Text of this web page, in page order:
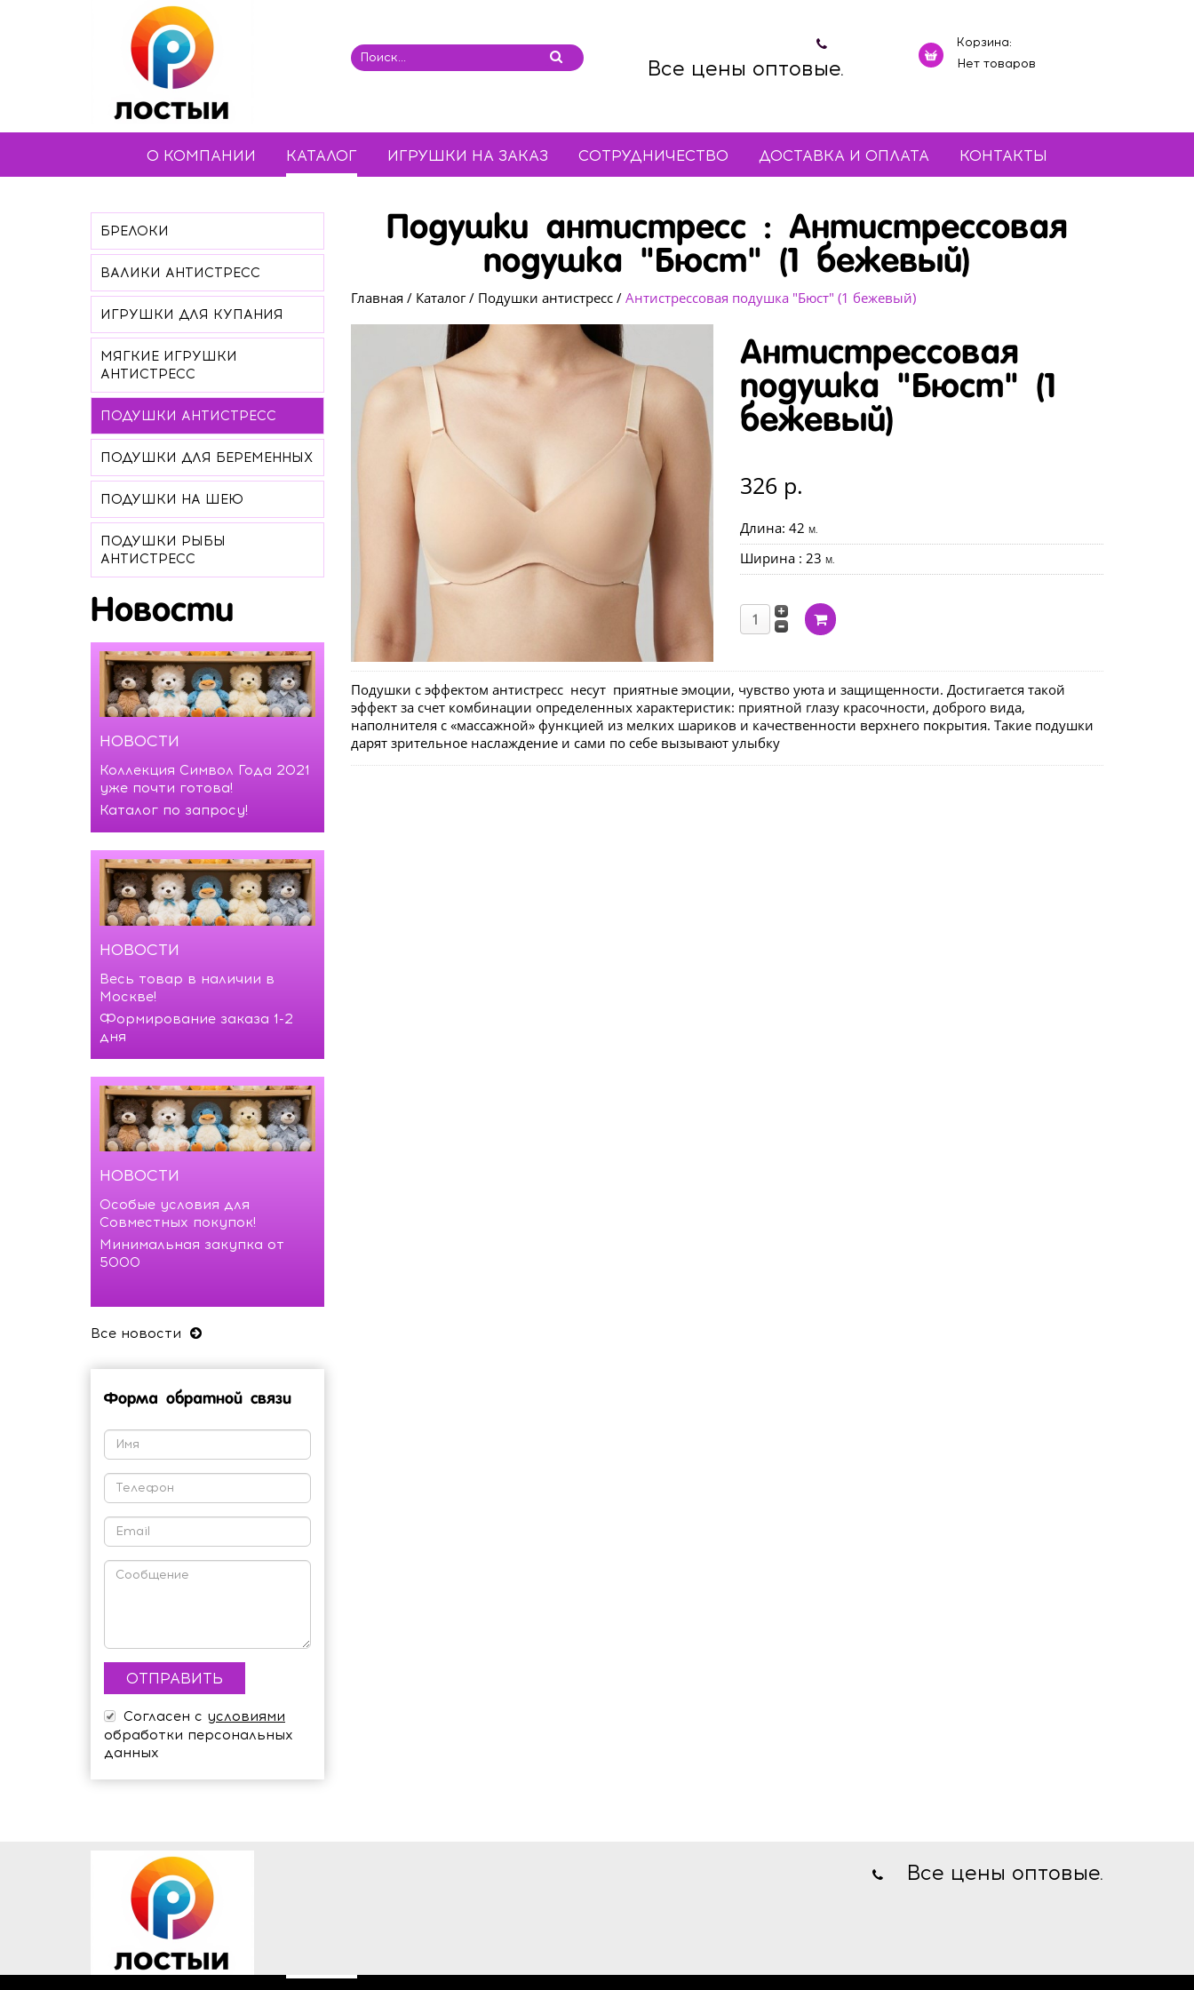
Все цены оптовые.
Корзина:
Нет товаров
О КОМПАНИИ КАТАЛОГ ИГРУШКИ НА ЗАКАЗ СОТРУДНИЧЕСТВО ДОСТАВКА И ОПЛАТА КОНТАКТЫ
Подушки антистресс : Антистрессовая
подушка "Бюст" (1 бежевый)
Главная / Каталог/ Подушки антистресс/ Антистрессовая подушка "Бюст" (1 бежевый)
Антистрессовая
подушка "Бюст" (1
бежевый)
326 р.
Длина: 42M.
Ширина : 23M.
Подушки с эффектом антистресс несут приятные эмоции, чувство уюта и защищенности. Достигается такой
эффект за счет комбинации определенных характеристик: приятной глазу красочности, доброго вида,
наполнителя с «массажной» функцией из мелких шариков и качественности верхнего покрытия. Такие подушки
дарят зрительное наслаждение и сами по себе вызывают улыбку
БРЕЛОКИ
ВАЛИКИ АНТИСТРЕСС
ИГРУШКИ ДЛЯ КУПАНИЯ
МЯГКИЕ ИГРУШКИ
АНТИСТРЕСС
ПОДУШКИ АНТИСТРЕСС
ПОДУШКИ ДЛЯ БЕРЕМЕННЫХ
ПОДУШКИ НА ШЕЮ
ПОДУШКИ РЫБЫ
АНТИСТРЕСС
Новости
НОВОСТИ
Коллекция Символ Года 2021
уже почти готова!
Каталог по запросу!
НОВОСТИ
Весь товар в наличии в
Москве!
Формирование заказа 1-2
дня
НОВОСТИ
Особые условия для
Совместных покупок!
Минимальная закупка от
5000
Все новости
Форма обратной связи
Согласен с условиями
обработки персональных
данных
Все цены оптовые.